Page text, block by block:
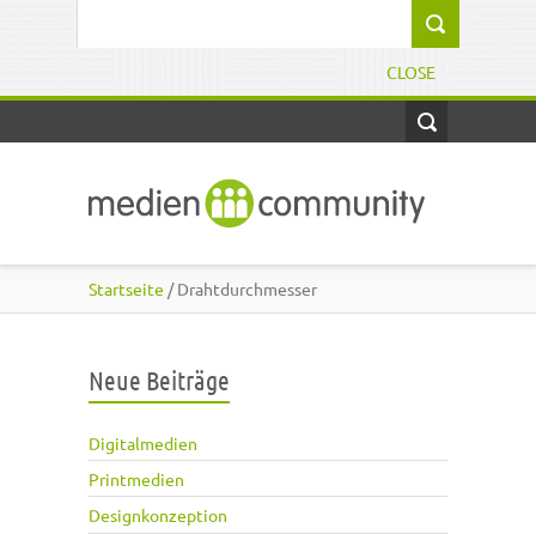
CLOSE
Startseite / Drahtdurchmesser
Neue Beiträge
Digitalmedien
Printmedien
Designkonzeption